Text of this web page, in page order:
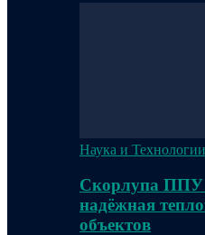
Наука и Технологии
Скорлупа ППУ
надёжная
объектов